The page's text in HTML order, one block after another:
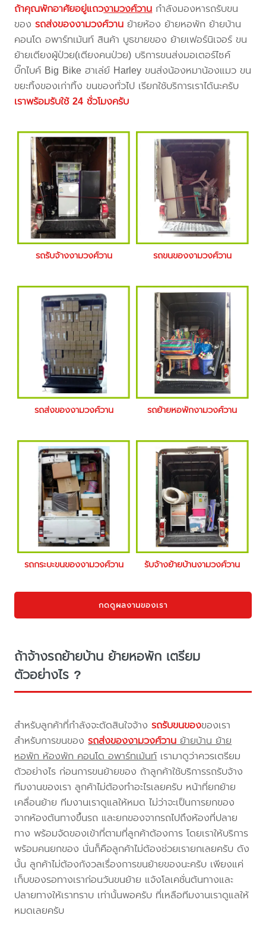
ถ้าคุณพักอาศัยอยู่แถวงามวงศ์วาน กำลังมองหารถรับขน
ของรถส่งของงามวงศ์วาน ย้ายห้อง ย้ายหอพัก ย้ายบ้าน
คอนโด อพาร์ทเม้นท์ สินค้า บูธขายของ ย้ายเฟอร์นิเจอร์ ขน
ย้ายเตียงผู้ป่วย(เตียงคนป่วย) บริการขนส่งมอเตอร์ไซค์
บิ๊กไบค์ Big Bike ฮาเล่ย์ Harley ขนส่งน้องหมาน้องแมว ขน
ขยะทิ้งของเก่าทิ้ง ขนของทั่วไป เรียกใช้บริการเราได้นะครับ
เราพร้อมรับใช้ 24 ชั่วโมงครับ
รถรับจ้างงามวงศ์วาน รถขนของงามวงศ์วาน
รถส่งของงามวงศ์วาน รถย้ายหอพักงามวงศ์วาน
รถกระบะขนของงามวงศ์วาน รับจ้างย้ายบ้านงามวงศ์วาน
กดดูผลงานของเรา
ถ้าจ้างรถย้ายบ้าน ย้ายหอพัก เตรียม
ตัวอย่างไร ?
สำหรับลูกค้าที่กำลังจะตัดสินใจจ้างรถรับขนของของเรา
สำหรับการขนของรถส่งของงามวงศ์วานย้ายบ้าน ย้าย
หอพัก ห้องพัก คอนโด อพาร์ทเม้นท์เรามาดูว่าควรเตรียม
ตัวอย่างไร ก่อนการขนย้ายของ ถ้าลูกค้าใช้บริการรถรับจ้าง
ทีมงานของเรา ลูกค้าไม่ต้องทำอะไรเลยครับ หน้าที่ยกย้าย
เคลื่อนย้าย ทีมงานเราดูแลให้หมด ไม่ว่าจะเป็นการยกของ
จากห้องต้นทางขึ้นรถ และยกของจากรถไปถึงห้องที่ปลาย
ทาง พร้อมจัดของเข้าที่ตามที่ลูกค้าต้องการ โดยเราให้บริการ
พร้อมคนยกของ นั่นก็คือลูกค้าไม่ต้องช่วยเรายกเลยครับ ดัง
นั้น ลูกค้าไม่ต้องกังวลเรื่องการขนย้ายของนะครับ เพียงแค่
เก็บของรอทางเราก่อนวันขนย้าย แจ้งโลเคชั่นต้นทางและ
ปลายทางให้เราทราบ เท่านั้นพอครับ ที่เหลือทีมงานเราดูแลให้
หมดเลยครับ